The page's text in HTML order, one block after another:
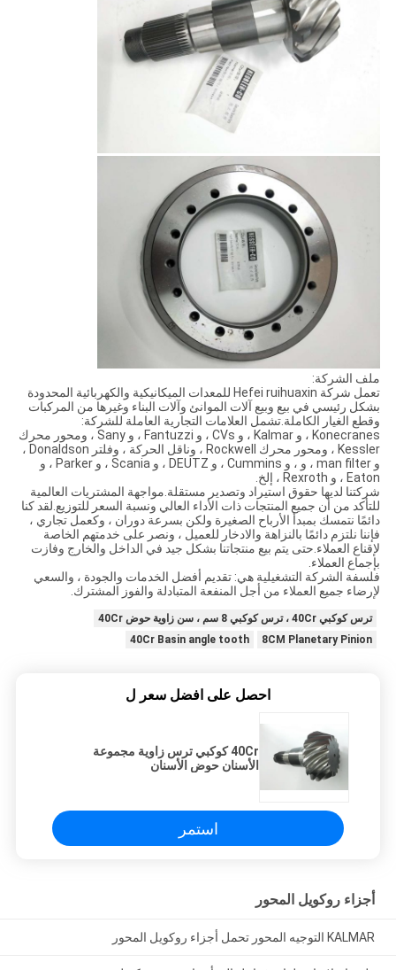
ملف الشركة:
تعمل شركة Hefei ruihuaxin للمعدات الميكانيكية والكهربائية المحدودة
بشكل رئيسي في بيع وبيع آلات الموانئ وآلات البناء وغيرها من المركبات
وقطع الغيار الكاملة.تشمل العلامات التجارية العاملة للشركة:
Konecranes ، و Kalmar ، و CVs ، و Fantuzzi ، و Sany ، ومحور محرك
Kessler ، ومحور محرك Rockwell ، وناقل الحركة ، وفلتر Donaldson ،
و man filter ، و ، و Cummins ، و DEUTZ ، و Scania ، و Parker ، و
Eaton ، و Rexroth ، إلخ.
شركتنا لديها حقوق استيراد وتصدير مستقلة.مواجهة المشتريات العالمية
للتأكد من أن جميع المنتجات ذات الأداء العالي ونسبة السعر للتوزيع.لقد كنا
دائمًا نتمسك بمبدأ الأرباح الصغيرة ولكن بسرعة دوران ، وكعمل تجاري ،
فإننا نلتزم دائمًا بالنزاهة والادخار للعميل ، ونصر على خدمتهم الخاصة
لإقناع العملاء.حتى يتم بيع منتجاتنا بشكل جيد في الداخل والخارج وفازت
بإجماع العملاء.
فلسفة الشركة التشغيلية هي: تقديم أفضل الخدمات والجودة ، والسعي
لإرضاء جميع العملاء من أجل المنفعة المتبادلة والفوز المشترك.
ترس كوكبي 40Cr ، ترس كوكبي 8 سم ، سن زاوية حوض 40Cr
8CM Planetary Pinion
40Cr Basin angle tooth
احصل على افضل سعر ل
40Cr كوكبي ترس زاوية مجموعة
الأسنان حوض الأسنان
استمر
أجزاء روكويل المحور
KALMAR التوجيه المحور تحمل أجزاء روكويل المحور